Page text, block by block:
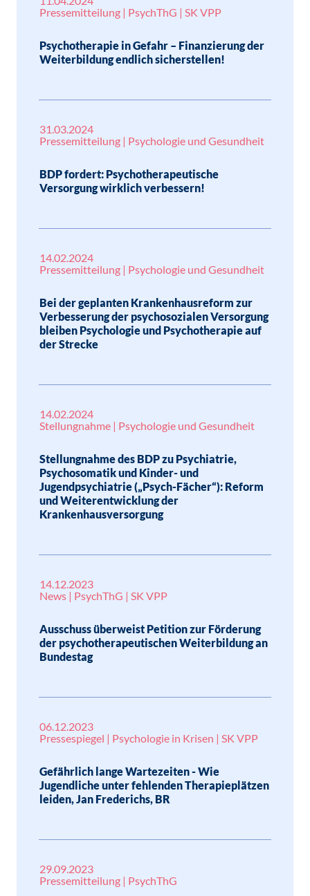
Pressemitteilung | PsychThG | SK VPP
Psychotherapie in Gefahr – Finanzierung der
Weiterbildung endlich sicherstellen!
31.03.2024
Pressemitteilung | Psychologie und Gesundheit
BDP fordert: Psychotherapeutische
Versorgung wirklich verbessern!
14.02.2024
Pressemitteilung | Psychologie und Gesundheit
Bei der geplanten Krankenhausreform zur
Verbesserung der psychosozialen Versorgung
bleiben Psychologie und Psychotherapie auf
der Strecke
14.02.2024
Stellungnahme | Psychologie und Gesundheit
Stellungnahme des BDP zu Psychiatrie,
Psychosomatik und Kinder- und
Jugendpsychiatrie („Psych-Fächer“): Reform
und Weiterentwicklung der
Krankenhausversorgung
14.12.2023
News | PsychThG | SK VPP
Ausschuss überweist Petition zur Förderung
der psychotherapeutischen Weiterbildung an
Bundestag
06.12.2023
Pressespiegel | Psychologie in Krisen | SK VPP
Gefährlich lange Wartezeiten - Wie
Jugendliche unter fehlenden Therapieplätzen
leiden, Jan Frederichs, BR
29.09.2023
Pressemitteilung | PsychThG